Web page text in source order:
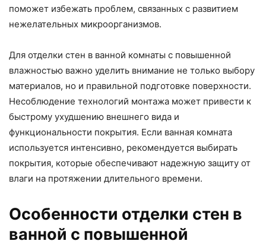
поможет избежать проблем, связанных с развитием
нежелательных микроорганизмов.
Для отделки стен в ванной комнаты с повышенной
влажностью важно уделить внимание не только выбору
материалов, но и правильной подготовке поверхности.
Несоблюдение технологий монтажа может привести к
быстрому ухудшению внешнего вида и
функциональности покрытия. Если ванная комната
используется интенсивно, рекомендуется выбирать
покрытия, которые обеспечивают надежную защиту от
влаги на протяжении длительного времени.
Особенности отделки стен в
ванной с повышенной